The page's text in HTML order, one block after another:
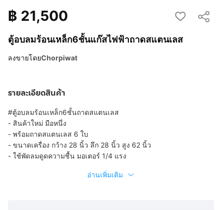
ตู้อบลมร้อนเหล็ก6ชั้นแก๊สไฟฟ้าถาดสแตนเลส
฿ 21,500
ลงขายโดยChorpiwat
รายละเอียดสินค้า
#ตู้อบลมร้อนเหล็ก6ชั้นถาดสแตนเลส
- สินค้าใหม่ มือหนึ่ง
- พร้อมถาดสแตนเลส 6 ใบ
- ขนาดเครื่อง กว้าง 28 นิ้ว ลึก 28 นิ้ว สูง 62 นิ้ว
- ใช้พัดลมดูดความชื้น มอเตอร์ 1/4 แรง
อ่านเพิ่มเติม